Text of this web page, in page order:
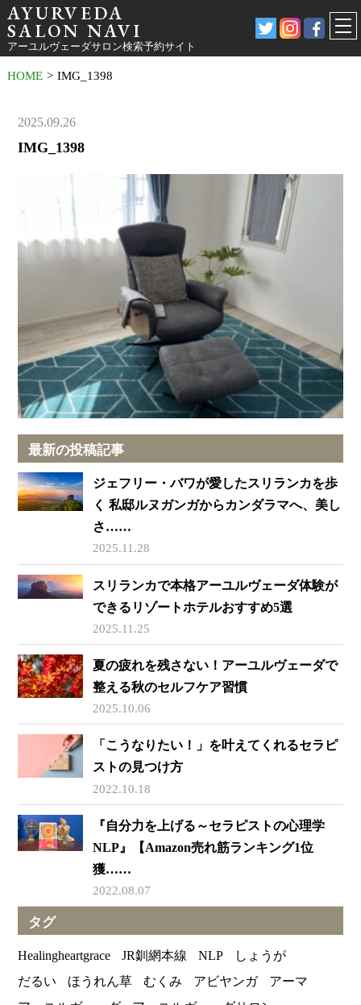
AYURVEDA
SALON NAVI
アーユルヴェーダサロン検索予約サイト
HOME > IMG_1398
2025.09.26
IMG_1398
最新の投稿記事
ジェフリー・バワが愛したスリランカを歩
く 私邸ルヌガンガからカンダラマへ、美し
さ……
2025.11.28
スリランカで本格アーユルヴェーダ体験が
できるリゾートホテルおすすめ5選
2025.11.25
夏の疲れを残さない！アーユルヴェーダで
整える秋のセルフケア習慣
2025.10.06
「こうなりたい！」を叶えてくれるセラピ
ストの見つけ方
2022.10.18
『自分力を上げる～セラピストの心理学
NLP』【Amazon売れ筋ランキング1位
獲……
2022.08.07
タグ
Healingheartgrace JR釧網本線 NLP
しょうが
だるい
ほうれん草 むくみ アビヤンガ
アーマ